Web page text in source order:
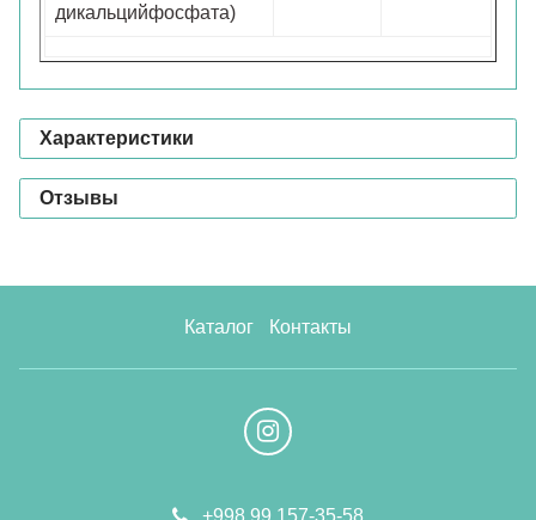
дикальцийфосфата)
Характеристики
Отзывы
Каталог Контакты
+998 99 157-35-58